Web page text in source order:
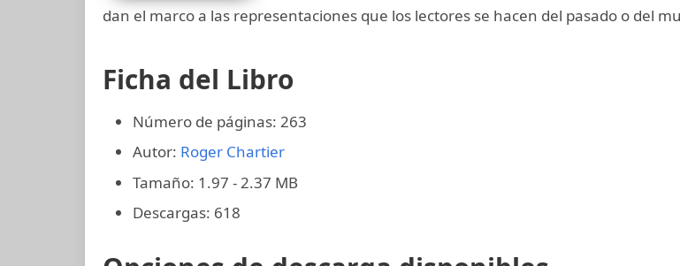
dan el marco a las representaciones que los lectores se hacen del pasado o del
Ficha del Libro
Número de páginas: 263
Autor: Roger Chartier
Tamaño: 1.97 - 2.37 MB
Descargas: 618